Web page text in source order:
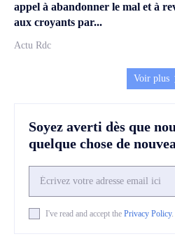
appel à abandonner le mal et à
aux croyants par...
Actu Rdc
Voir plus
Soyez averti dès que
quelque chose de
I've read and accept the Privacy Policy.